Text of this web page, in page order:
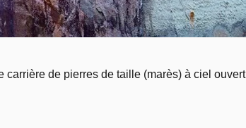
carrière de pierres de taille (marès) à ciel